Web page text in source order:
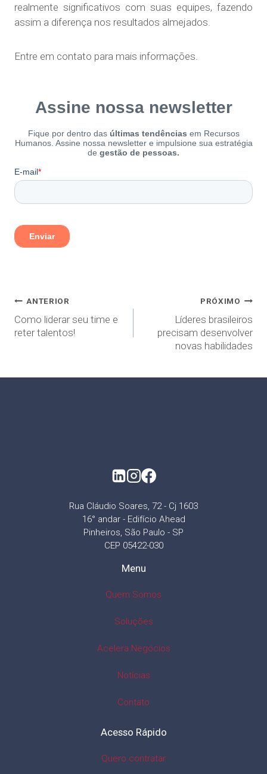
realmente significativos com suas equipes, fazendo
assim a diferença nos resultados almejados.
Entre em contato para mais informações.
ANTERIOR
Como liderar seu time e
reter talentos!
PRÓXIMO
Líderes brasileiros
precisam desenvolver
novas habilidades
Rua Cláudio Soares, 72 - Cj 1603
16° andar - Edifício Ahead
Pinheiros, São Paulo - SP
CEP 05422-030
Menu
Quem Somos
Soluções
Acelera Negócios
Notícias
Contato
Acesso Rápido
Quero contratar